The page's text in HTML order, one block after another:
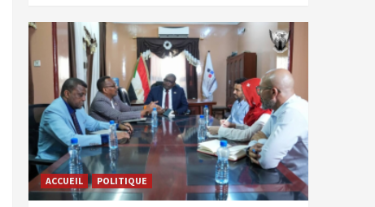
ACCUEIL POLITIQUE